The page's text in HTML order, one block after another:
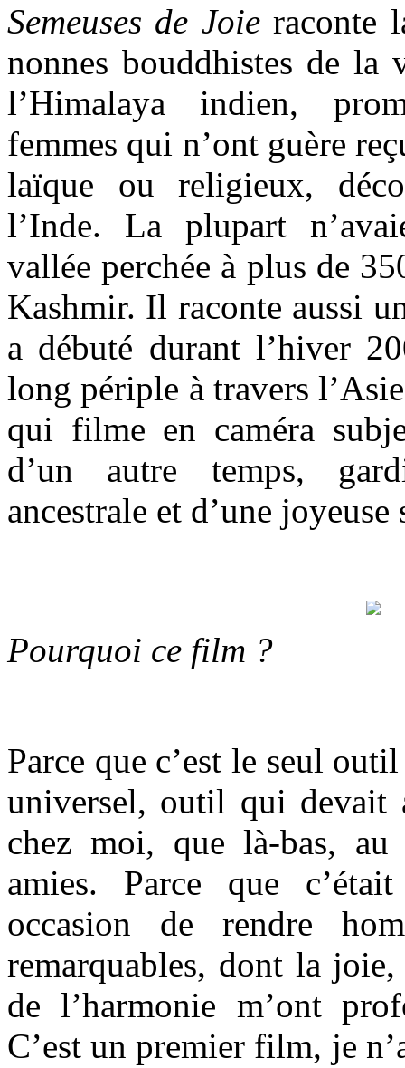
Semeuses de Joieraconte
nonnes bouddhistes de la
l’Himalaya indien,
femmes qui n’ont guère
laïque ou religieux,
l’Inde. La plupart
vallée perchée à plus de
Kashmir. Il raconte aussi
a débuté durant l’hiver
long périple à travers
qui filme en caméra
d’un autre temps,
ancestrale et d’une joyeuse
Pourquoi ce film ?
Parce que c’est le seul
universel, outil qui devait
chez moi, que là-bas, au
amies. Parce que
occasion de rendre
remarquables, dont la
de l’harmonie m’ont
C’est un premier film, je